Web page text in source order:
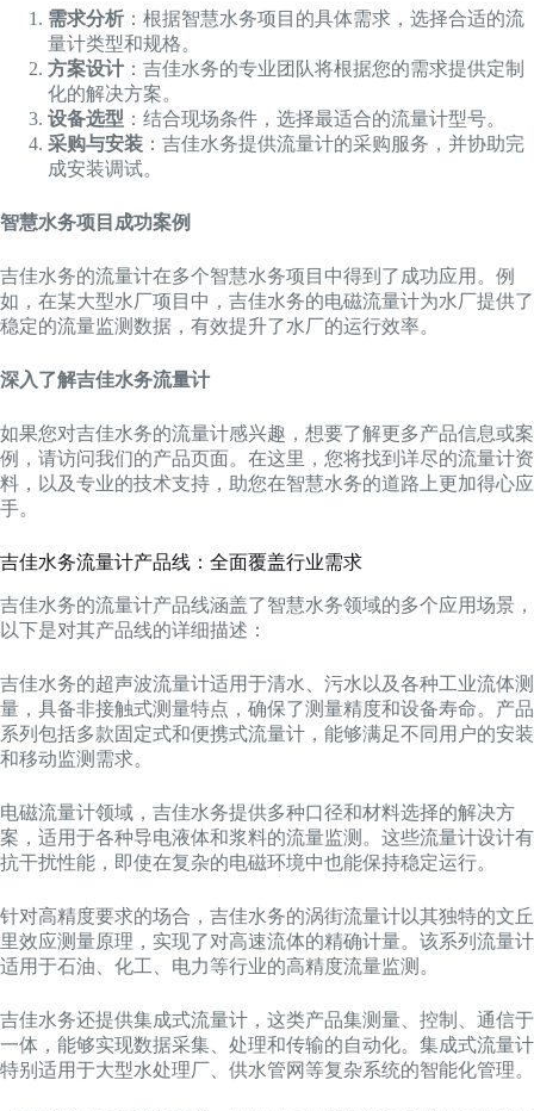
需求分析 ：根据智慧水务项目的具体需求，选择合适的流
量计类型和规格。
方案设计 ：吉佳水务的专业团队将根据您的需求提供定制
化的解决方案。
设备选型 ：结合现场条件，选择最适合的流量计型号。
采购与安装 ：吉佳水务提供流量计的采购服务，并协助完
成安装调试。
智慧水务项目成功案例
吉佳水务的流量计在多个智慧水务项目中得到了成功应用。例
如，在某大型水厂项目中，吉佳水务的电磁流量计为水厂提供了
稳定的流量监测数据，有效提升了水厂的运行效率。
深入了解吉佳水务流量计
如果您对吉佳水务的流量计感兴趣，想要了解更多产品信息或案
例，请访问我们的产品页面。在这里，您将找到详尽的流量计资
料，以及专业的技术支持，助您在智慧水务的道路上更加得心应
手。
吉佳水务流量计产品线：全面覆盖行业需求
吉佳水务的流量计产品线涵盖了智慧水务领域的多个应用场景，
以下是对其产品线的详细描述：
吉佳水务的超声波流量计适用于清水、污水以及各种工业流体测
量，具备非接触式测量特点，确保了测量精度和设备寿命。产品
系列包括多款固定式和便携式流量计，能够满足不同用户的安装
和移动监测需求。
电磁流量计领域，吉佳水务提供多种口径和材料选择的解决方
案，适用于各种导电液体和浆料的流量监测。这些流量计设计有
抗干扰性能，即使在复杂的电磁环境中也能保持稳定运行。
针对高精度要求的场合，吉佳水务的涡街流量计以其独特的文丘
里效应测量原理，实现了对高速流体的精确计量。该系列流量计
适用于石油、化工、电力等行业的高精度流量监测。
吉佳水务还提供集成式流量计，这类产品集测量、控制、通信于
一体，能够实现数据采集、处理和传输的自动化。集成式流量计
特别适用于大型水处理厂、供水管网等复杂系统的智能化管理。